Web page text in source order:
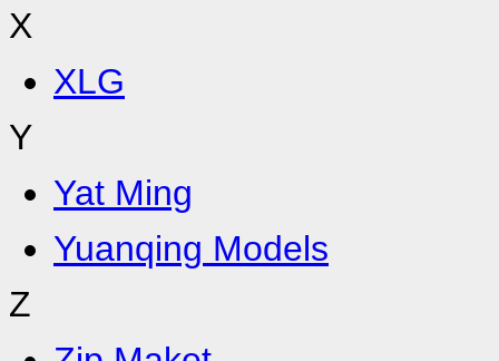
X
XLG
Y
Yat Ming
Yuanqing Models
Z